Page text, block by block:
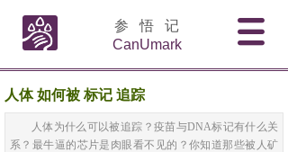
参 悟 记
CanUmark
人体 如何被 标记 追踪
人体为什么可以被追踪？疫苗与DNA标记有什么关
系？最牛逼的芯片是肉眼看不见的？你知道那些被人矿